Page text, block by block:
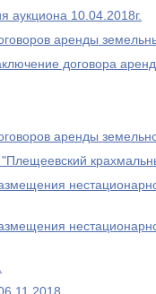
аукциона 10.04.2018г.
аренды
договора
аренды